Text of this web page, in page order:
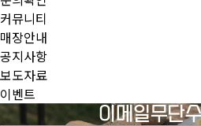
커뮤니티
매장안내
공지사항
보도자료
이벤트
이메일무단